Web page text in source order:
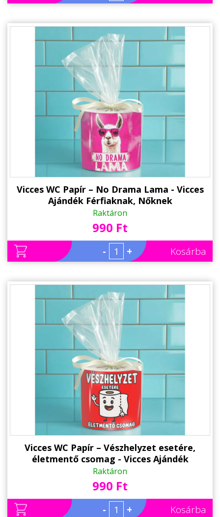
Vicces WC Papír – No Drama Lama - Vicces
Ajándék Férfiaknak, Nőknek
Raktáron
990 Ft
- + Kosárba
Vicces WC Papír – Vészhelyzet esetére,
életmentő csomag - Vicces Ajándék
Férfiaknak, Nőknek
Raktáron
990 Ft
- + Kosárba